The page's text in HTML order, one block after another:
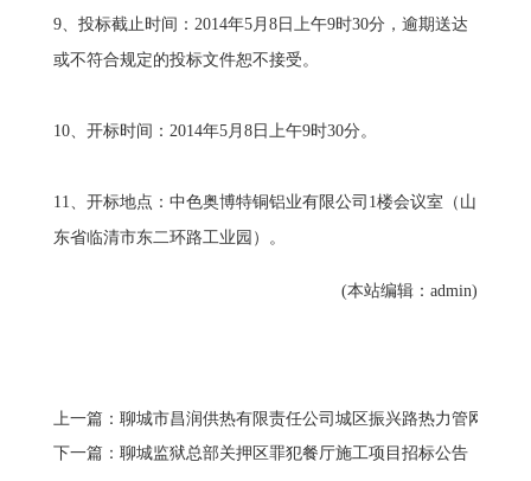
9、投标截止时间：2014年5月8日上午9时30分，逾期送达
或不符合规定的投标文件恕不接受。
10、开标时间：2014年5月8日上午9时30分。
11、开标地点：中色奥博特铜铝业有限公司1楼会议室（山
东省临清市东二环路工业园）。
(本站编辑：admin)
上一篇：聊城市昌润供热有限责任公司城区振兴路热力管网改扩
下一篇：聊城监狱总部关押区罪犯餐厅施工项目招标公告